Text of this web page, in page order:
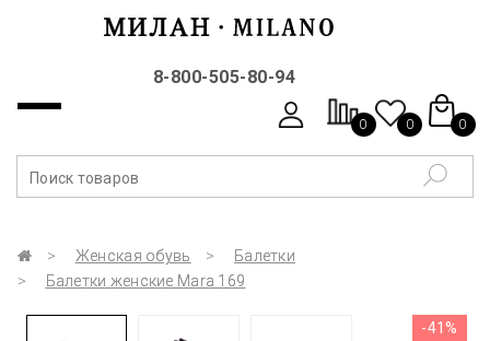
8-800-505-80-94
0 0 0
Женская обувь
Балетки
Балетки женские Mara 169
-41%